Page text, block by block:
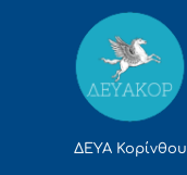
ΔΕΥΑ Κορίνθου